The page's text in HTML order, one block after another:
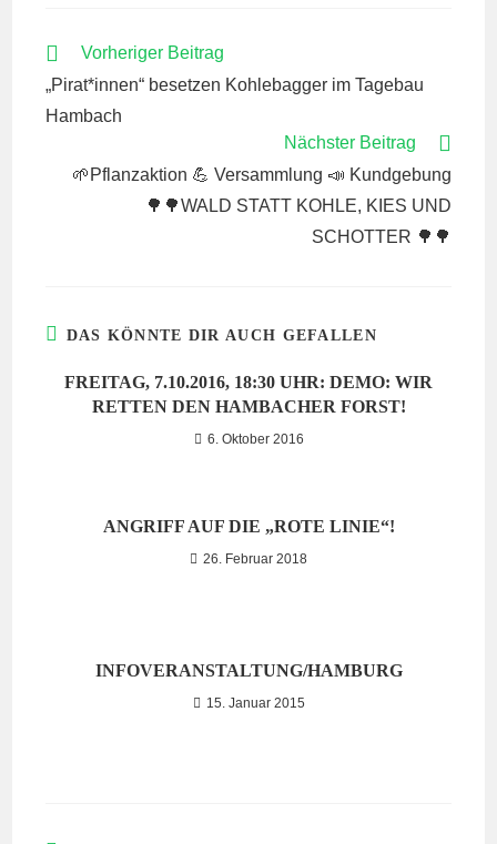
WEITERE
ANSEHEN
Vorheriger Beitrag
„Pirat*innen“ besetzen Kohlebagger im Tagebau
Hambach
Nächster Beitrag
🌱Pflanzaktion 💪 Versammlung 📣 Kundgebung
🌳🌳WALD STATT KOHLE, KIES UND
SCHOTTER 🌳🌳
DAS KÖNNTE DIR AUCH GEFALLEN
FREITAG, 7.10.2016, 18:30 UHR: DEMO: WIR
RETTEN DEN HAMBACHER FORST!
6. Oktober 2016
ANGRIFF AUF DIE „ROTE LINIE“!
26. Februar 2018
INFOVERANSTALTUNG/HAMBURG
15. Januar 2015